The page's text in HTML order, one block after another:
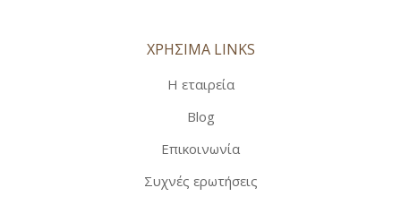
ΧΡΗΣΙΜΑ LINKS
Η εταιρεία
Blog
Επικοινωνία
Συχνές ερωτήσεις